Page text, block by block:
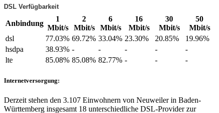
DSL Verfügbarkeit
Anbindung
1
Mbit/s
2
Mbit/s
6
Mbit/s
16
Mbit/s
30
Mbit/s
50
Mbit/s
dsl
77.03% 69.72% 33.04% 23.30% 20.85%
19.96%
hsdpa
38.93% - - - -
-
lte
85.08% 85.08% 82.77% - - -
Internetversorgung:
Derzeit stehen den 3.107 Einwohnern von Neuweiler in Baden-
Württemberg insgesamt 18 unterschiedliche DSL-Provider zur